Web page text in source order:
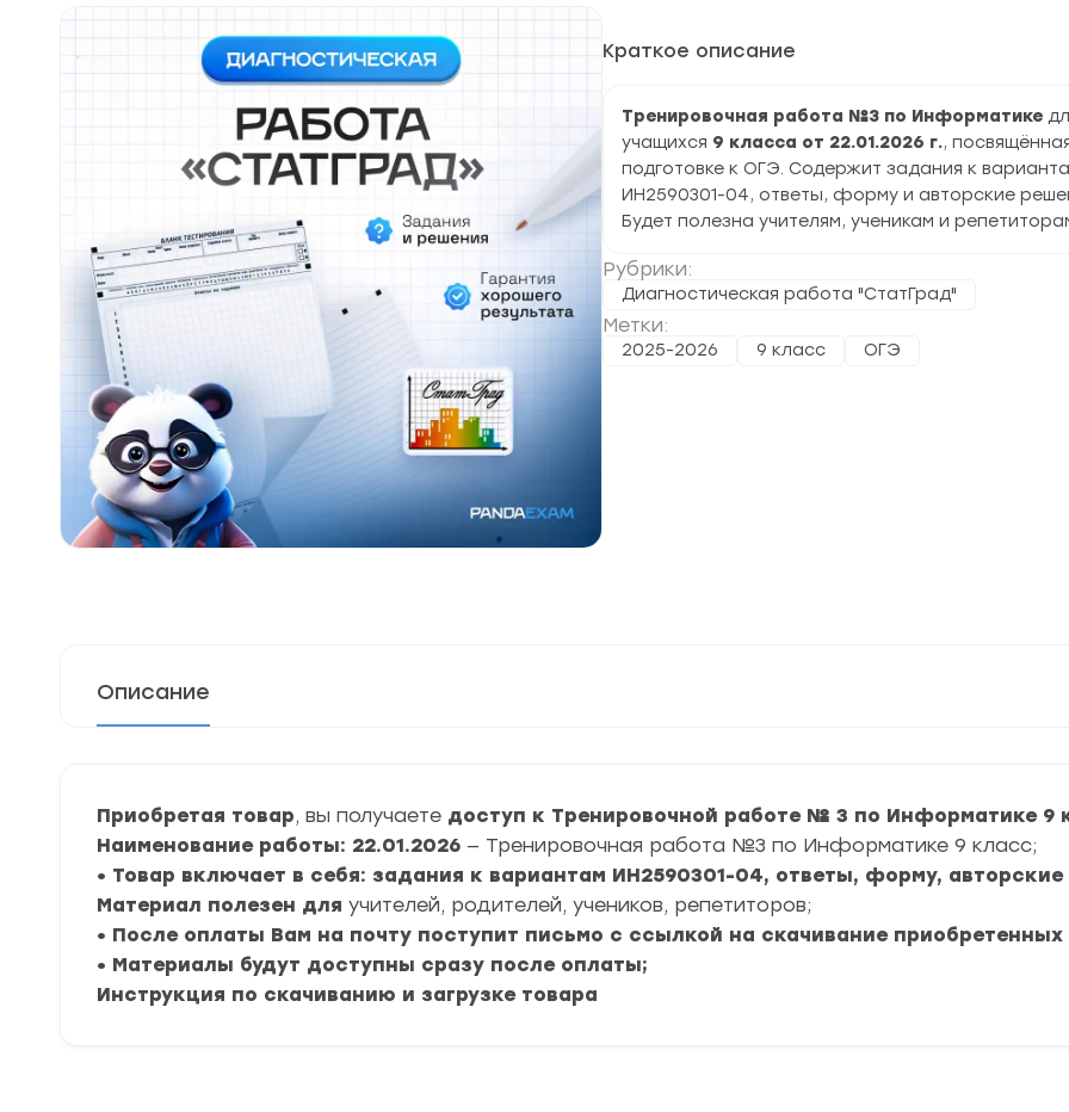
Краткое описание
Тренировочная работа №3 по Информатике
учащихся 9 класса от 22.01.2026 г.,
подготовке к ОГЭ. Содержит задания к
ИН2590301-04, ответы, форму и авторские
Будет полезна учителям, ученикам и
Рубрики:
Диагностическая работа "СтатГрад"
Метки:
2025-2026 9 класс ОГЭ
Описание
Приобретая товар, вы получаете доступ к Тренировочной работе № 3 по Информатике 9
Наименование работы: 22.01.2026 — Тренировочная работа №3 по Информатике 9 класс;
• Товар включает в себя: задания к вариантам ИН2590301-04, ответы, форму,
Материал полезен для учителей, родителей, учеников, репетиторов;
• После оплаты Вам на почту поступит письмо с ссылкой на скачивание приобретенных
• Материалы будут доступны сразу после оплаты;
Инструкция по скачиванию и загрузке товара